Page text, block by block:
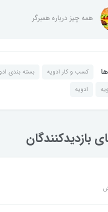
همه چیز درباره همبرگر
کسب و کار ادویه
بسته بندی
ادویه
بازدیدکنندگان